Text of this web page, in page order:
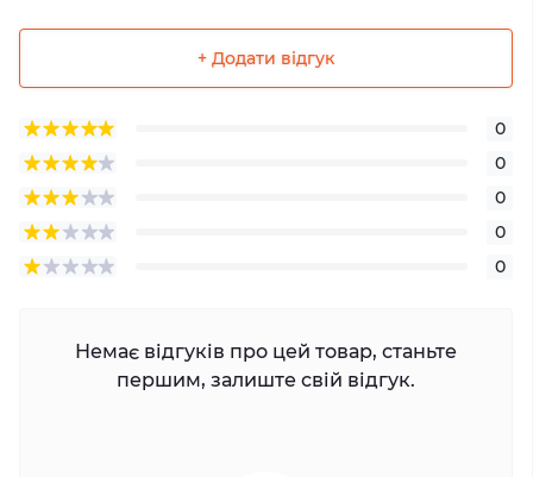
+ Додати відгук
0
0
0
0
0
Немає відгуків про цей товар, станьте
першим, залиште свій відгук.